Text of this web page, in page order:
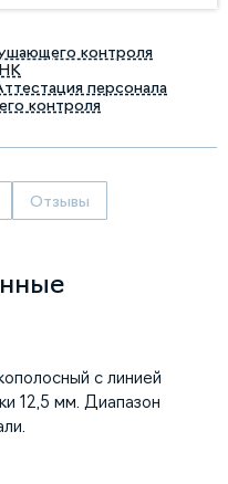
контроля
персонала
контроля
Отзывы
с линией
12,5 мм. Диапазон